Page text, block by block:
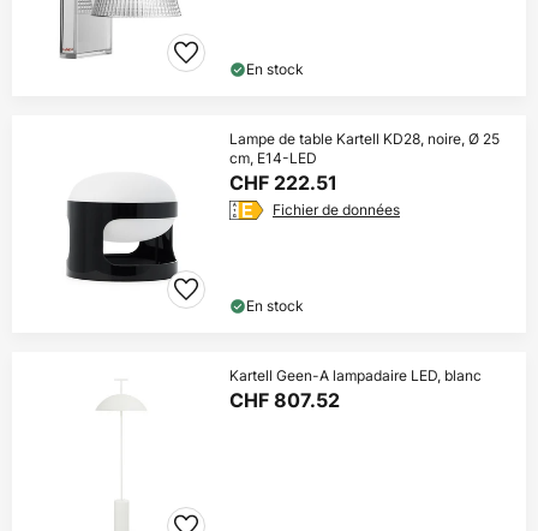
En stock
Lampe de table Kartell KD28, noire, Ø 25
cm, E14-LED
CHF 222.51
Fichier de données
En stock
Kartell Geen-A lampadaire LED, blanc
CHF 807.52